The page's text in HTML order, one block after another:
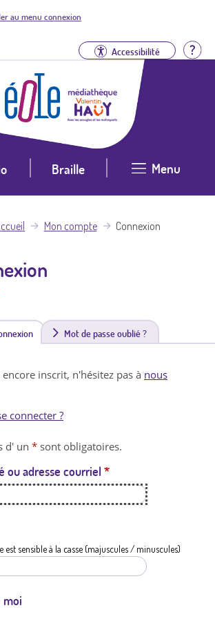
au menu connexion
Accessibilité
Braille Menu
Mon compte Connexion
(
n
t
a
t
i
Mot de passe oublié ?
inscrit, n'hésitez pas à nous
connecter ?
d' un * sont obligatoires.
ou adresse courriel *
est sensible à la casse (majuscules / minuscules)
moi